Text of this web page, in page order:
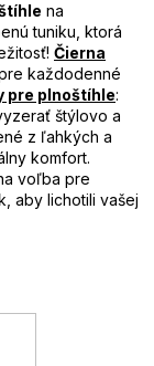
na
tuniku, ktorá
Čierna
každodenné
pre plnoštíhle:
štýlovo a
z ľahkých a
komfort.
voľba pre
aby lichotili vašej